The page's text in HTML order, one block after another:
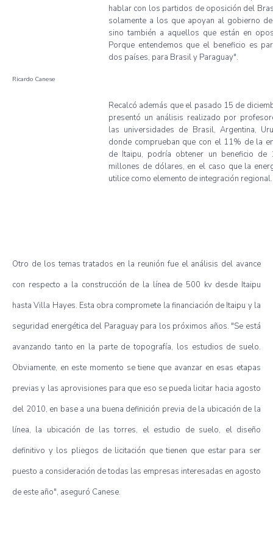
Ricardo Canese
hablar con los partidos de oposición del
solamente a los que apoyan al gobierno
sino también a aquellos que están en
Porque entendemos que el beneficio es
dos países, para Brasil y Paraguay".
Recalcó además que el pasado 15 de
presentó un análisis realizado por
las universidades de Brasil, Argentina,
donde comprueban que con el 11% de la
de Itaipu, podría obtener un beneficio de
millones de dólares, en el caso que la
utilice como elemento de integración regional.
Otro de los temas tratados en la reunión fue el análisis del avance
con respecto a la construcción de la línea de 500 kv desde Itaipu
hasta Villa Hayes. Esta obra compromete la financiación de Itaipu y la
seguridad energética del Paraguay para los próximos años. "Se está
avanzando tanto en la parte de topografía, los estudios de suelo.
Obviamente, en este momento se tiene que avanzar en esas etapas
previas y las aprovisiones para que eso se pueda licitar hacia agosto
del 2010, en base a una buena definición previa de la ubicación de la
línea, la ubicación de las torres, el estudio de suelo, el diseño
definitivo y los pliegos de licitación que tienen que estar para ser
puesto a consideración de todas las empresas interesadas en agosto
de este año", aseguró Canese.